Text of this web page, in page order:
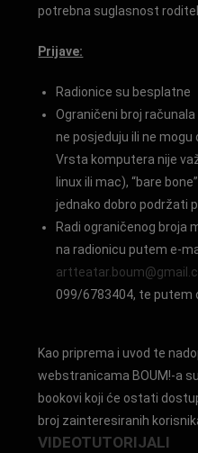
potrebna suglasnost
Prijave:
Radionice su besplatne
Ograničeni broj
ne posjeduju ili ne mogu
Vrsta komputera nije
linux ili mac), “bare
jednako dobro podržati
Radi ograničenog broja
na radionicu putem e-
099/6783404, te putem
Kao priprema i uvod te
webstranicama BOUM!-a
bookovi koji će ostati
broj zainteresiranih
VIDEOTUTORIJALI